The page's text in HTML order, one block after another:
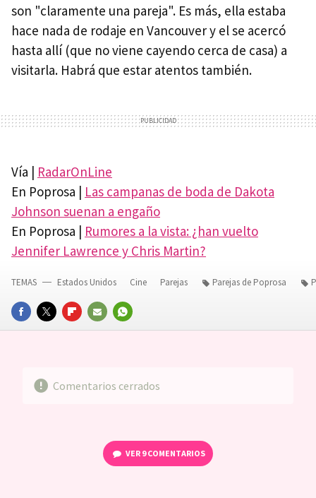
son "claramente una pareja". Es más, ella estaba
hace nada de rodaje en Vancouver y el se acercó
hasta allí (que no viene cayendo cerca de casa) a
visitarla. Habrá que estar atentos también.
Vía | RadarOnLine
En Poprosa | Las campanas de boda de Dakota
Johnson suenan a engaño
En Poprosa | Rumores a la vista: ¿han vuelto
Jennifer Lawrence y Chris Martin?
FACEBOOKTWITTERFLIPBOARD
E-
WHATSAPP
TEMAS Estados Unidos Cine Parejas Parejas de Poprosa
Comentarios cerrados
VER 9 COMENTARIOS